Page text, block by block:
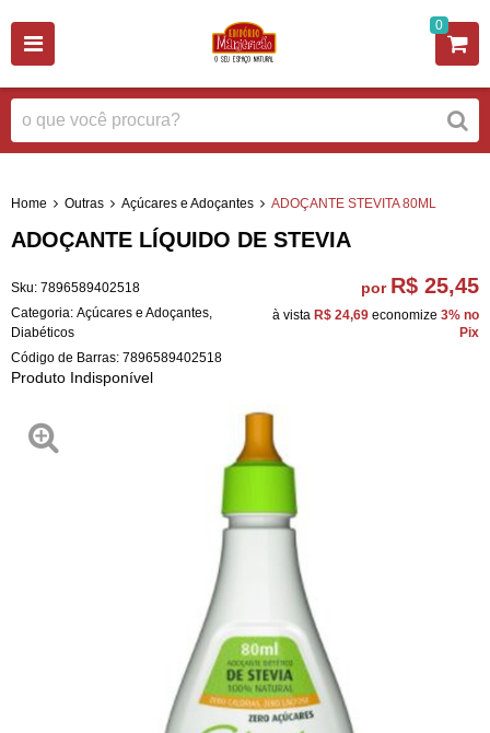
0
Home Outras Açúcares e Adoçantes ADOÇANTE STEVITA 80ML
ADOÇANTE LÍQUIDO DE STEVIA
Sku: 7896589402518
Categoria: Açúcares e Adoçantes
Diabéticos
Código de Barras: 7896589402518
Produto Indisponível
por R$ 25,45
à vista R$ 24,69 economize 3% no
Pix